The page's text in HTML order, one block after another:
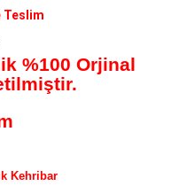
Teslim
%100 Orjinal
Kehribar